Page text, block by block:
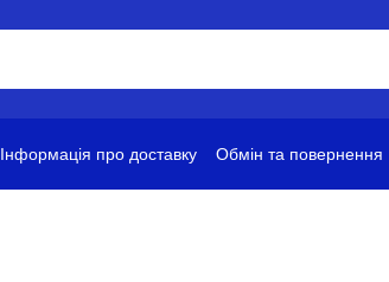
Інформація про доставку Обмін та повернення